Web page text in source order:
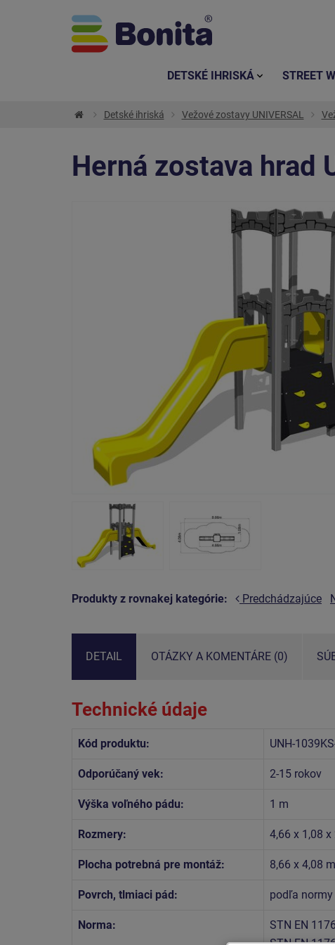
Detské ihriská Vežové zostavy UNIVERSAL
Herná zostava hrad
Produkty z rovnakej kategórie: Predchádzajúce
DETAIL OTÁZKY A KOMENTÁRE (0)
Technické údaje
Kód produktu: UNH-
Odporúčaný vek: 2-15 rokov
Výška voľného pádu: 1 m
Rozmery: 4,66 x 1,08 x
Plocha potrebná pre montáž: 8,66 x 4,08 m
Povrch, tlmiaci pád: podľa normy
Norma:
STN EN
DETSKÉ IHRISKÁ STREET